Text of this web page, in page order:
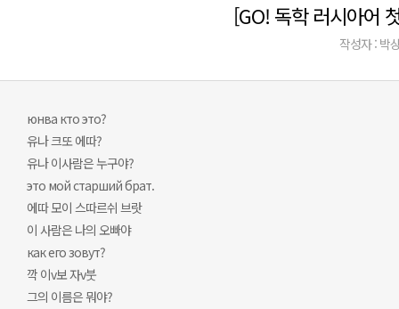
[GO! 독학 러시아어
작성자 : 박
юнва кто это?
유나 크또 에따?
유나 이사람은 누구야?
это мой старший брат.
에따 모이 스따르쉬 브랏
이 사람은 나의 오빠야
как его зовут?
깍 이v보 자v붓
그의 이름은 뭐야?